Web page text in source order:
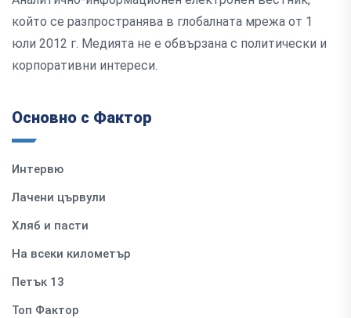
който се разпространява в глобалната мрежа от 1
юли 2012 г. Медията не е обвързана с политически и
корпоративни интереси.
Основно с Фактор
Интервю
Лачени цървули
Хляб и пасти
На всеки километър
Петък 13
Топ Фактор